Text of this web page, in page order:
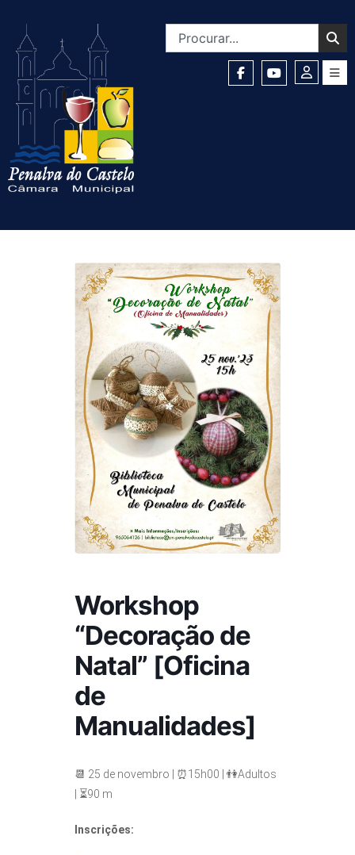
Workshop
“Decoração de
Natal” [Oficina
de
Manualidades]
📆 25 de novembro | ⏰15h00 | 👫Adultos
| ⏳90 m
Inscrições: